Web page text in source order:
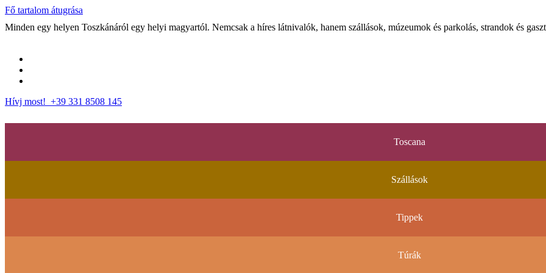
Fő tartalom átugrása
Minden egy helyen Toszkánáról egy helyi magyartól. Nemcsak a híres látnivalók, hanem szállások, múzeumok és parkolás, strandok és
Hívj most! +39 331 8508 145
Toscana
Szállások
Tippek
Túrák